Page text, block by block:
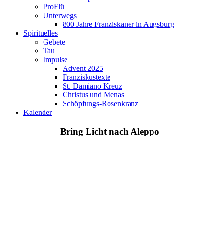
ProFlü
Unterwegs
800 Jahre Franziskaner in Augsburg
Spirituelles
Gebete
Tau
Impulse
Advent 2025
Franziskustexte
St. Damiano Kreuz
Christus und Menas
Schöpfungs-Rosenkranz
Kalender
Bring Licht nach Aleppo